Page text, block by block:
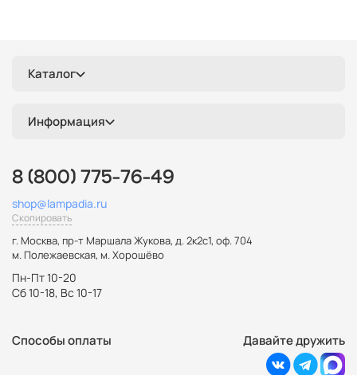
Каталог
Информация
8 (800) 775-76-49
shop@lampadia.ru
Скопировать
г. Москва, пр-т Маршала Жукова, д. 2к2с1, оф. 704
м. Полежаевская, м. Хорошёво
Пн-Пт 10-20
Сб 10-18, Вс 10-17
Способы оплаты Давайте дружить